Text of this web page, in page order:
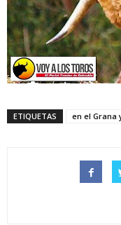
ETIQUETAS en el Grana